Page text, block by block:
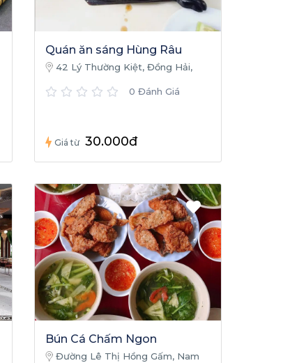
Quán ăn sáng Hùng Râu
42 Lý Thường Kiệt, Đồng Hải,
0 Đánh Giá
Giá từ 30.000đ
Bún Cá Chấm Ngon
Đường Lê Thị Hồng Gấm, Nam